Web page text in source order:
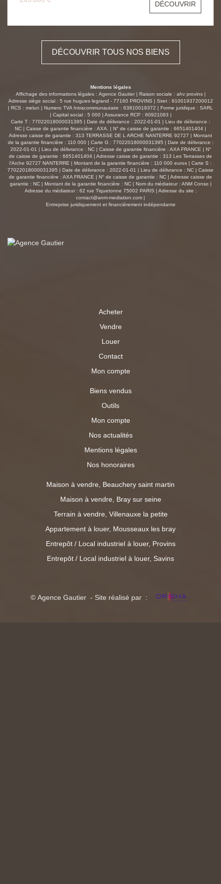
habitables, pensée pour accueillir confortablement une
famille. Le vaste séjour lumineux d'environ 41 m²
constitue le véritable coeur de la maison. Ouvert sur une
convivialité. Le rez-de-chaussée dispose également de
deux chambres, d'une salle d'eau, d'un WC indépendant
dont une très belle chambre de plus de 18 m², une salle
de bains ainsi qu'un second WC. Mais ce bien réserve
également de très belles surprises avec ses nombreuses
dépendances et annexes particulièrement rares sur le
secteur. Vous bénéficierez d'un immense garage
indépendant d'environ 100 m² permettant de stationner
plusieurs véhicules, d'aménager un atelier, un espace
professionnel ou de stockage selon vos besoins. Une
cuisine d'été ainsi qu'une grande pièce pouvant servir de
bureau ou de salle de réception viennent compléter cet
ensemble particulièrement fonctionnel. À l'extérieur, vous
profiterez d'un terrain clos d'environ 1 200 m², idéal pour
les enfants, les animaux ou simplement pour savourer
d'eau, beaux volumes et aucun travaux à prévoir. Un bien
DÉCOUVRIR
DÉCOUVRIR TOUS NOS BIENS
Mentions légales
Affichage des informations légales : Agence Gautier | Raison sociale : ahv provins |
Adresse siège social : 5 rue hugues legrand - 77160 PROVINS | Siret : 81001937200012
| RCS : melun | Numero TVA Intracommunautaire : 63810019372 | Forme juridique : SARL
| Capital social : 5 000 | Assurance RCP : 60921083 |
Carte T : 77022018000031395 | Date de délivrance : 2022-01-01 | Lieu de délivrance :
NC | Caisse de garantie financière : AXA. | N° de caisse de garantie : 6651401404 |
Adresse caisse de garantie : 313 TERRASSE DE L ARCHE NANTERRE 92727 | Montant
de la garantie financière : 110 000 | Carte G : 77022018000031395 | Date de délivrance :
2022-01-01 | Lieu de délivrance : NC | Caisse de garantie financière : AXA FRANCE | N°
de caisse de garantie : 6651401404 | Adresse caisse de garantie : 313 Les Terrasses de
l'Arche 92727 NANTERRE | Montant de la garantie financière : 110 000 euros | Carte S :
77022018000031395 | Date de délivrance : 2022-01-01 | Lieu de délivrance : NC | Caisse
de garantie financière : AXA FRANCE | N° de caisse de garantie : NC | Adresse caisse de
garantie : NC | Montant de la garantie financière : NC | Nom du médiateur : ANM Conso |
Adresse du médiateur : 62 rue Tiquetonne 75002 PARIS | Adresse du site :
contact@anm-mediation.com |
Entreprise juridiquement et financièrement indépendante
Acheter
Vendre
Louer
Contact
Mon compte
Biens vendus
Outils
Mon compte
Nos actualités
Mentions légales
Nos honoraires
Maison à vendre, Beauchery saint martin
Maison à vendre, Bray sur seine
Terrain à vendre, Villenauxe la petite
Appartement à louer, Mousseaux les bray
Entrepôt / Local industriel à louer, Provins
Entrepôt / Local industriel à louer, Savins
© Agence Gautier - Site réalisé par :